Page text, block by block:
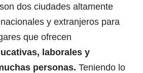
dos ciudades altamente
y extranjeros para
que ofrecen
laborales y
personas. Teniendo lo